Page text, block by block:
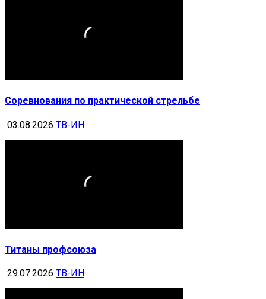
Соревнования по практической стрельбе
03.08.2026 ТВ-ИН
Титаны профсоюза
29.07.2026 ТВ-ИН